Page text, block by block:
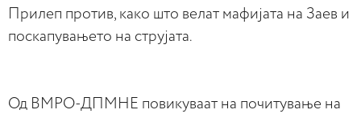
Прилеп против, како што велат мафијата на Заев и
поскапувањето на струјата.
Од ВМРО-ДПМНЕ повикуваат на почитување на